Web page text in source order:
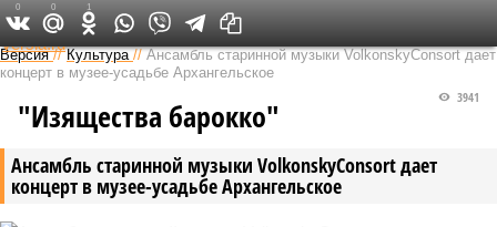
Федеральный выпуск
Версия //Культура //Ансамбль старинной музыки VolkonskyConsort дает
концерт в музее-усадьбе Архангельское
Ансамбль старинной музыки VolkonskyConsort дает
концерт в музее-усадьбе Архангельское
3941
"Изящества барокко"
0 0 1